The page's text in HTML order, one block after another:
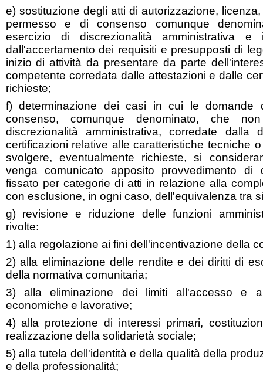
e) sostituzione degli atti di autorizzazione,
permesso e di consenso comunque
esercizio di discrezionalità amministrativa
dall'accertamento dei requisiti e presupposti di
inizio di attività da presentare da parte
competente corredata dalle attestazioni e dalle
richieste;
f) determinazione dei casi in cui le
consenso, comunque denominato, che
discrezionalità amministrativa, corredate dalla
certificazioni relative alle caratteristiche tecniche
svolgere, eventualmente richieste, si
venga comunicato apposito provvedimento di
fissato per categorie di atti in relazione alla
con esclusione, in ogni caso, dell'equivalenza tra
g) revisione e riduzione delle funzioni
rivolte:
1) alla regolazione ai fini dell'incentivazione della
2) alla eliminazione delle rendite e dei diritti di
della normativa comunitaria;
3) alla eliminazione dei limiti all'accesso e
economiche e lavorative;
4) alla protezione di interessi primari,
realizzazione della solidarietà sociale;
5) alla tutela dell'identità e della qualità della
e della professionalità;